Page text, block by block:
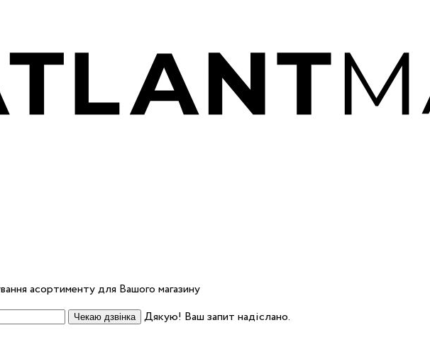
асортименту для Вашого магазину
Чекаю дзвінка
Дякую! Ваш запит надіслано.